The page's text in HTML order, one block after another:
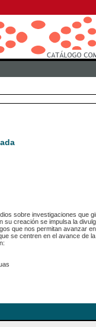
sobre investigaciones que
su creación se impulsa la
que nos permitan avanzar
se centren en el avance de